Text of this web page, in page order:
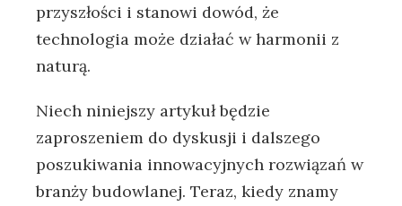
⁤przyszłości‌ i stanowi dowód, że
technologia może działać w harmonii z‌
naturą.
Niech niniejszy artykuł będzie
zaproszeniem do dyskusji i dalszego
poszukiwania‌ innowacyjnych rozwiązań w
branży budowlanej.⁤ Teraz, ⁣kiedy znamy